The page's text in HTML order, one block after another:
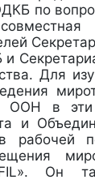
по
Для
ООН в эти
и
в рабочей
Он